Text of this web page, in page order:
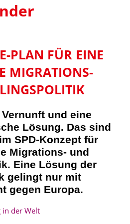
PLAN FÜR EINE
MIGRATIONS-
und eine
Lösung. Das sind
SPD-Konzept für
Migrations- und
Eine Lösung der
gelingt nur mit
gegen Europa.
in der Welt